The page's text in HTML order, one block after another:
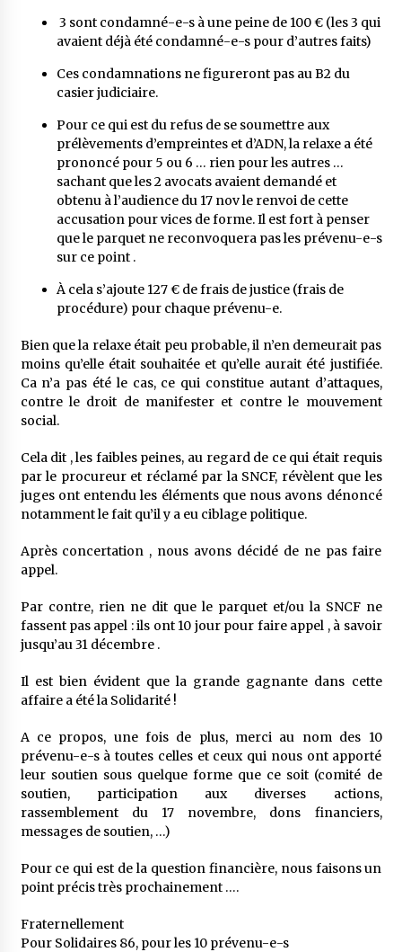
3 sont condamné-e-s à une peine de 100 € (les 3 qui
avaient déjà été condamné-e-s pour d’autres faits)
Ces condamnations ne figureront pas au B2 du
casier judiciaire.
Pour ce qui est du refus de se soumettre aux
prélèvements d’empreintes et d’ADN, la relaxe a été
prononcé pour 5 ou 6 … rien pour les autres …
sachant que les 2 avocats avaient demandé et
obtenu à l’audience du 17 nov le renvoi de cette
accusation pour vices de forme. Il est fort à penser
que le parquet ne reconvoquera pas les prévenu-e-s
sur ce point .
À cela s’ajoute 127 € de frais de justice (frais de
procédure) pour chaque prévenu-e.
Bien que la relaxe était peu probable, il n’en demeurait pas
moins qu’elle était souhaitée et qu’elle aurait été justifiée.
Ca n’a pas été le cas, ce qui constitue autant d’attaques,
contre le droit de manifester et contre le mouvement
social.
Cela dit , les faibles peines, au regard de ce qui était requis
par le procureur et réclamé par la SNCF, révèlent que les
juges ont entendu les éléments que nous avons dénoncé
notamment le fait qu’il y a eu ciblage politique.
Après concertation , nous avons décidé de ne pas faire
appel.
Par contre, rien ne dit que le parquet et/ou la SNCF ne
fassent pas appel : ils ont 10 jour pour faire appel , à savoir
jusqu’au 31 décembre .
Il est bien évident que la grande gagnante dans cette
affaire a été la Solidarité !
A ce propos, une fois de plus, merci au nom des 10
prévenu-e-s à toutes celles et ceux qui nous ont apporté
leur soutien sous quelque forme que ce soit (comité de
soutien, participation aux diverses actions,
rassemblement du 17 novembre, dons financiers,
messages de soutien, …)
Pour ce qui est de la question financière, nous faisons un
point précis très prochainement ….
Fraternellement
Pour Solidaires 86, pour les 10 prévenu-e-s